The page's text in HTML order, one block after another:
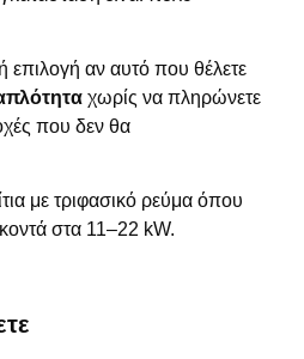
επιλογή αν αυτό που θέλετε
χωρίς να πληρώνετε
που δεν θα
με τριφασικό ρεύμα όπου
στα 11–22 kW.